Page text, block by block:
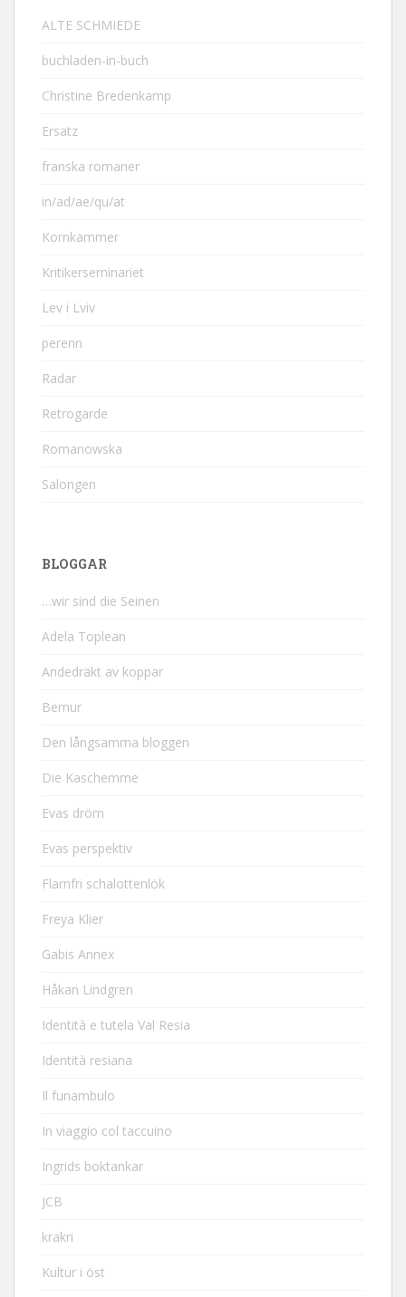
ALTE SCHMIEDE
buchladen-in-buch
Christine Bredenkamp
Ersatz
franska romaner
in/ad/ae/qu/at
Kornkammer
Kritikerseminariet
Lev i Lviv
perenn
Radar
Retrogarde
Romanowska
Salongen
BLOGGAR
…wir sind die Seinen
Adela Toplean
Andedräkt av koppar
Bernur
Den långsamma bloggen
Die Kaschemme
Evas dröm
Evas perspektiv
Flarnfri schalottenlök
Freya Klier
Gabis Annex
Håkan Lindgren
Identità e tutela Val Resia
Identità resiana
Il funambulo
In viaggio col taccuino
Ingrids boktankar
JCB
krakri
Kultur i öst